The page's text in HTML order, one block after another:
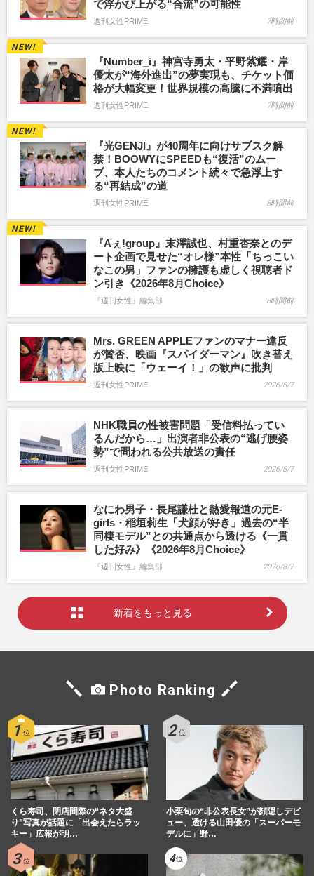
で浮かび上がる“合流”の可能性
週刊女性PRIME 7時間前
『Number_i』神宮寺勇太・平野紫耀・岸
優太が“海外進出”の夢実現も、チケット価
格が大幅変更！世界規模の高騰に不満噴出
週刊女性PRIME 7時間前
『光GENJI』が40周年に向けサブスク解
禁！BOOWYにSPEEDも“復活”のムー
ブ、本人たちのコメント続々で急浮上す
る“再結成”の道
週刊女性PRIME 8時間前
『Aぇ!group』末澤誠也、村重杏奈とのデ
ート企画で見せた“オレ様”本性「ちっこい
なこの男」ファンの擁護も虚しく視聴者ド
ン引き《2026年8月Choice》
『週刊女性』編集部 8時間前
Mrs. GREEN APPLEファンのマナー違反
が賛否、映画『スパイダーマン』吹き替え
版上映に「ウェーイ！」の歓声に批判
週刊女性PRIME 2026/8/7
NHK職員の性被害問題「受信料払ってい
るんだから…」出演者非公表の“逃げ腰姿
勢”で問われる公共放送の責任
週刊女性PRIME 2026/8/7
なにわ男子・長尾謙杜と熱愛報道の元E-
girls・稲垣莉生「犬顔が好き」過去の“半
同棲モデル”との共通点から透ける《一貫
した好み》《2026年8月Choice》
『週刊女性』編集部 2026/8/7
新着をもっと見る
Photo Ranking
くら寿司、閉店間際の“ネタ大盛
り”写真が話題に「出会えたらラッ
キー」広報が明…
小栗旬の“非公表長女”が顔隠しデビ
ュー、透ける山田優の「スーパーモ
デルに」野…